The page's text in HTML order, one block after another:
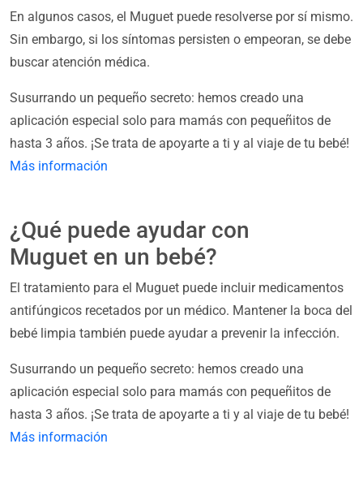
En algunos casos, el Muguet puede resolverse por sí mismo.
Sin embargo, si los síntomas persisten o empeoran, se debe
buscar atención médica.
Susurrando un pequeño secreto: hemos creado una
aplicación especial solo para mamás con pequeñitos de
hasta 3 años. ¡Se trata de apoyarte a ti y al viaje de tu bebé!
Más información
¿Qué puede ayudar con
Muguet en un bebé?
El tratamiento para el Muguet puede incluir medicamentos
antifúngicos recetados por un médico. Mantener la boca del
bebé limpia también puede ayudar a prevenir la infección.
Susurrando un pequeño secreto: hemos creado una
aplicación especial solo para mamás con pequeñitos de
hasta 3 años. ¡Se trata de apoyarte a ti y al viaje de tu bebé!
Más información